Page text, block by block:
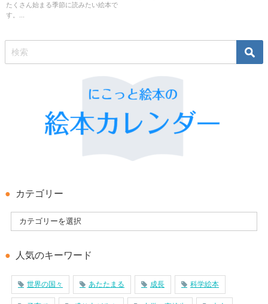
たくさん始まる季節に読みたい絵本で
す。...
カテゴリー
人気のキーワード
世界の国々 あたたまる 成長 科学絵本